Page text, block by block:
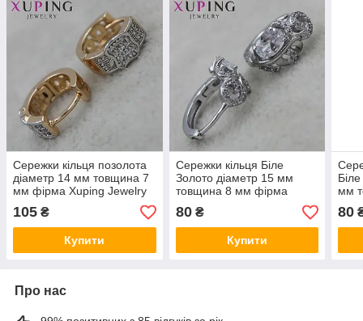
Сережки кільця позолота
діаметр 14 мм товщина 7
мм фірма Xuping Jewelry
малюнок Apple сріблястий
105 ₴
Купити
Сережки кільця Біле
Золото діаметр 15 мм
товщина 8 мм фірма
Xuping Jewelry сріблясті
візерунки з кристалами
80₴
Купити
мм
80
Про нас